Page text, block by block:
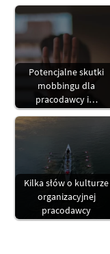
Potencjalne skutki
mobbingu dla
pracodawcy i…
Kilka słów o kulturze
organizacyjnej
pracodawcy